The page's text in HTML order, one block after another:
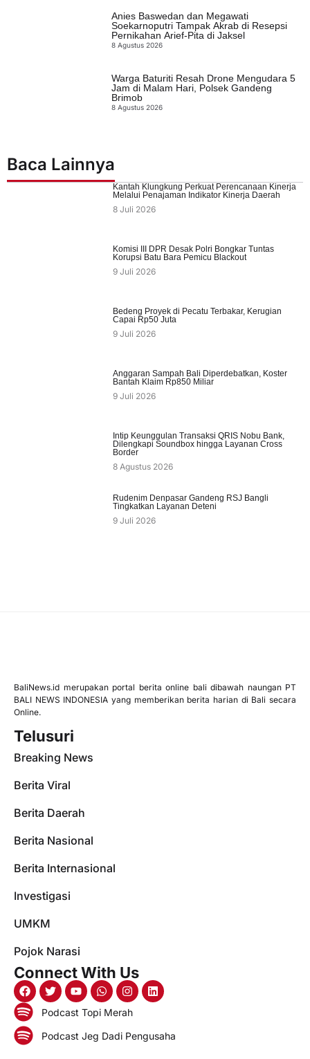
Anies Baswedan dan Megawati
Soekarnoputri Tampak Akrab di Resepsi
Pernikahan Arief-Pita di Jaksel
8 Agustus 2026
Warga Baturiti Resah Drone Mengudara 5
Jam di Malam Hari, Polsek Gandeng
Brimob
8 Agustus 2026
Baca Lainnya
Kantah Klungkung Perkuat Perencanaan Kinerja
Melalui Penajaman Indikator Kinerja Daerah
8 Juli 2026
Komisi III DPR Desak Polri Bongkar Tuntas
Korupsi Batu Bara Pemicu Blackout
9 Juli 2026
Bedeng Proyek di Pecatu Terbakar, Kerugian
Capai Rp50 Juta
9 Juli 2026
Anggaran Sampah Bali Diperdebatkan, Koster
Bantah Klaim Rp850 Miliar
9 Juli 2026
Intip Keunggulan Transaksi QRIS Nobu Bank,
Dilengkapi Soundbox hingga Layanan Cross
Border
8 Agustus 2026
Rudenim Denpasar Gandeng RSJ Bangli
Tingkatkan Layanan Deteni
9 Juli 2026
BaliNews.id merupakan portal berita online bali dibawah naungan PT
BALI NEWS INDONESIA yang memberikan berita harian di Bali secara
Online.
Telusuri
Breaking News
Berita Viral
Berita Daerah
Berita Nasional
Berita Internasional
Investigasi
UMKM
Pojok Narasi
Connect With Us
Podcast Topi Merah
Podcast Jeg Dadi Pengusaha